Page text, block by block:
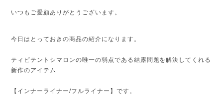
いつもご愛顧ありがとうございます。
今日はとっておきの商品の紹介になります。
ティピテントシマロンの唯一の弱点である結露問題を解決してくれる
新作のアイテム
【インナーライナー/フルライナー】です。